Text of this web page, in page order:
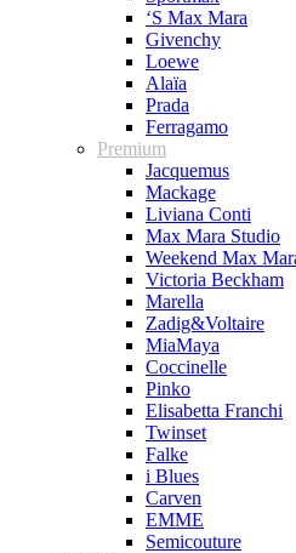
‘S Max Mara
Givenchy
Loewe
Alaïa
Prada
Ferragamo
Premium
Jacquemus
Mackage
Liviana Conti
Max Mara Studio
Weekend Max
Victoria Beckham
Marella
Zadig&Voltaire
MiaMaya
Coccinelle
Pinko
Elisabetta Franchi
Twinset
Falke
i Blues
Carven
EMME
Semicouture